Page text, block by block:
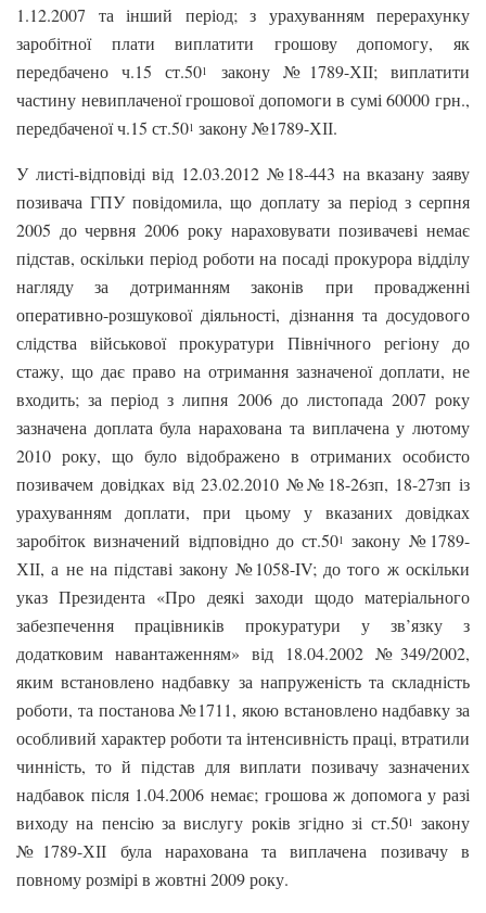
1.12.2007 та інший період; з урахуванням перерахунку
заробітної плати виплатити грошову допомогу, як
передбачено ч.15 ст.501
закону №1789-ХІІ; виплатити
частину невиплаченої грошової допомоги в сумі 60000 грн.,
передбаченої ч.15 ст.501 закону №1789-ХІІ.
У листі-відповіді від 12.03.2012 №18-443 на вказану заяву
позивача ГПУ повідомила, що доплату за період з серпня
2005 до червня 2006 року нараховувати позивачеві немає
підстав, оскільки період роботи на посаді прокурора відділу
нагляду за дотриманням законів при провадженні
оперативно-розшукової діяльності, дізнання та досудового
слідства військової прокуратури Північного регіону до
стажу, що дає право на отримання зазначеної доплати, не
входить; за період з липня 2006 до листопада 2007 року
зазначена доплата була нарахована та виплачена у лютому
2010 року, що було відображено в отриманих особисто
позивачем довідках від 23.02.2010 №№18-26зп, 18-27зп із
урахуванням доплати, при цьому у вказаних довідках
заробіток визначений відповідно до ст.501
закону №1789-
ХІІ, а не на підставі закону №1058-IV; до того ж оскільки
указ Президента «Про деякі заходи щодо матеріального
забезпечення працівників прокуратури у зв’язку з
додатковим навантаженням» від 18.04.2002 №349/2002,
яким встановлено надбавку за напруженість та складність
роботи, та постанова №1711, якою встановлено надбавку за
особливий характер роботи та інтенсивність праці, втратили
чинність, то й підстав для виплати позивачу зазначених
надбавок після 1.04.2006 немає; грошова ж допомога у разі
виходу на пенсію за вислугу років згідно зі ст.501
закону
№1789-ХІІ була нарахована та виплачена позивачу в
повному розмірі в жовтні 2009 року.